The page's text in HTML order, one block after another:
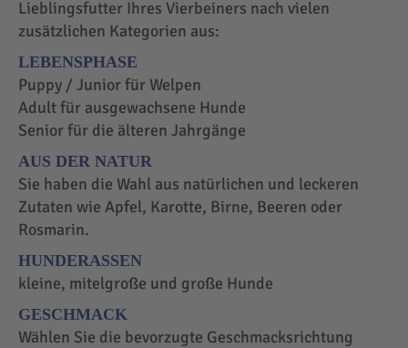
Lieblingsfutter Ihres Vierbeiners nach vielen
zusätzlichen Kategorien aus:
LEBENSPHASE
Puppy / Junior für Welpen
Adult für ausgewachsene Hunde
Senior für die älteren Jahrgänge
AUS DER NATUR
Sie haben die Wahl aus natürlichen und leckeren
Zutaten wie Apfel, Karotte, Birne, Beeren oder
Rosmarin.
HUNDERASSEN
kleine, mitelgroße und große Hunde
GESCHMACK
Wählen Sie die bevorzugte Geschmacksrichtung